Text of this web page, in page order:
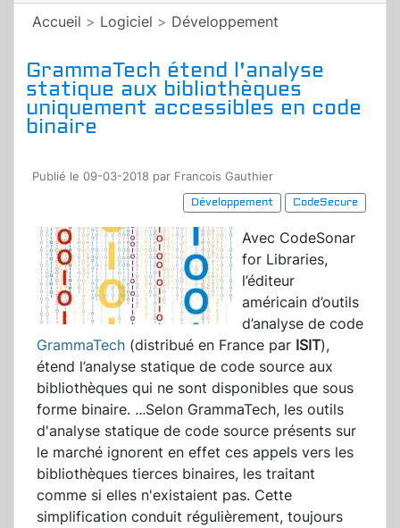
Accueil > Logiciel > Développement
GrammaTech étend l'analyse
statique aux bibliothèques
uniquement accessibles en code
binaire
Publié le 09-03-2018 par Francois Gauthier
Développement
CodeSecure
Avec CodeSonar
for Libraries,
l’éditeur
américain d’outils
d’analyse de code
GrammaTech (distribué en France par ISIT),
étend l’analyse statique de code source aux
bibliothèques qui ne sont disponibles que sous
forme binaire. ...Selon GrammaTech, les outils
d'analyse statique de code source présents sur
le marché ignorent en effet ces appels vers les
bibliothèques tierces binaires, les traitant
comme si elles n'existaient pas. Cette
simplification conduit régulièrement, toujours